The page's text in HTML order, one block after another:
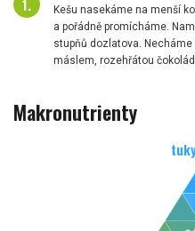
Kešu nasekáme na menší
a pořádně promícháme.
stupňů dozlatova.
máslem, rozehřátou
Makronutrienty